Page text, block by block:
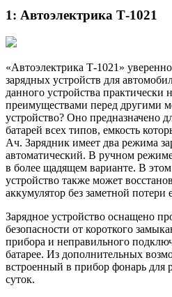
1: Автоэлектрика Т-1021
«Автоэлектрика Т-1021»
зарядных устройств для
данного устройства практически
преимуществами перед другими
устройство? Оно предназначено
батарей всех типов, емкость
Ач. Зарядник имеет два режима
автоматический. В ручном
в более щадящем варианте. В
устройство также может
аккумулятор без заметной потери
Зарядное устройство оснащено
безопасности от короткого
прибора и неправильного
батарее. Из дополнительных
встроенный в прибор фонарь для
суток.